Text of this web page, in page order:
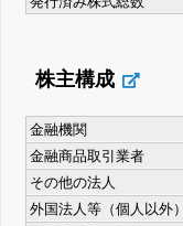
株主構成
金融機関
金融商品取引業者
その他の法人
外国法人等（個人以外）